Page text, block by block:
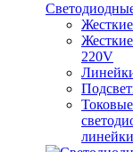
220V
Токовые
линейки